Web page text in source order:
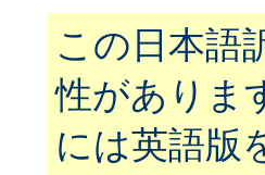
この日本語
性がありま
には英語版